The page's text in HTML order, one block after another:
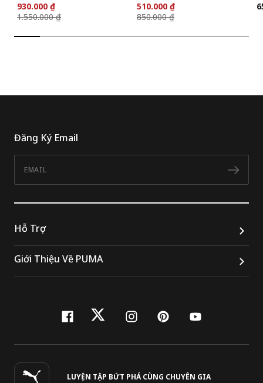
930.000 ₫
1.550.000 ₫
510.000 ₫
850.000 ₫
Đăng Ký Email
Hỗ Trợ
Giới Thiệu Về PUMA
facebook
twitterinstagram
pinterest
youtube
LUYỆN TẬP BỨT PHÁ CÙNG CHUYÊN GIA